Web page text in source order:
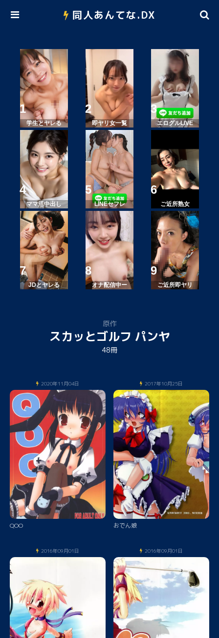
同人あんてな.DX
学生とヤレる 即ヤリ女一覧 エログルLIVE
ママ活中出し LINEセフレ ご近所熟女
JDとヤレる オナ配信中ー ご近所即ヤリ
原作
スカッとゴルフ パンヤ
48冊
2020年11月04日
QOO
2017年10月25日
おでん娘
2016年09月01日 2016年09月01日